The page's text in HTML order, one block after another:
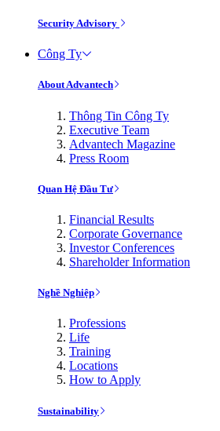
Security Advisory
Công Ty
About Advantech
Thông Tin Công Ty
Executive Team
Advantech Magazine
Press Room
Quan Hệ Đầu Tư
Financial Results
Corporate Governance
Investor Conferences
Shareholder Information
Nghề Nghiệp
Professions
Life
Training
Locations
How to Apply
Sustainability